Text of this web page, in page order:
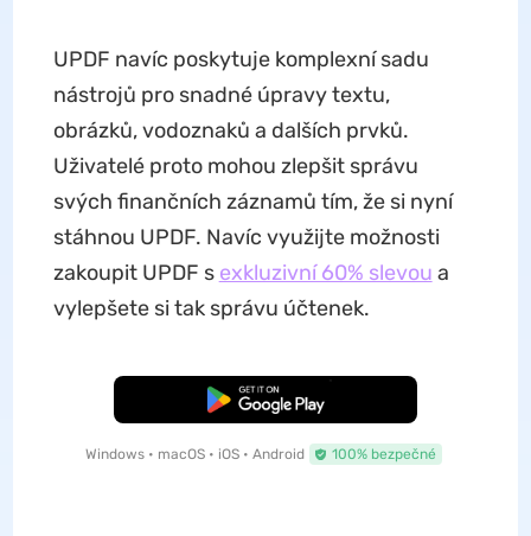
UPDF navíc poskytuje komplexní sadu
nástrojů pro snadné úpravy textu,
obrázků, vodoznaků a dalších prvků.
Uživatelé proto mohou zlepšit správu
svých finančních záznamů tím, že si nyní
stáhnou UPDF. Navíc využijte možnosti
zakoupit UPDF s exkluzivní 60% slevou a
vylepšete si tak správu účtenek.
Bezplatné stažení
Windows • macOS • iOS • Android 100% bezpečné